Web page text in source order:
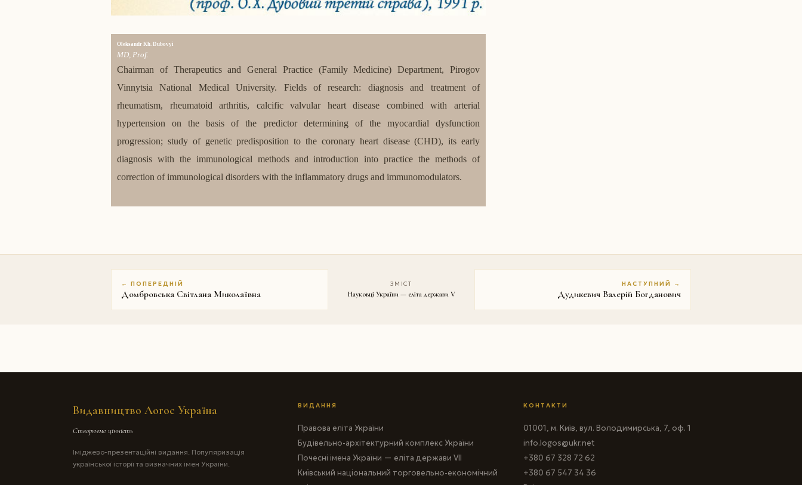
Oleksandr Kh. Dubovyi
MD, Prof.
Chairman of Therapeutics and General Practice (Family Medicine) Department, Pirogov
Vinnytsia National Medical University. Fields of research: diagnosis and treatment of
rheumatism, rheumatoid arthritis, calcific valvular heart disease combined with arterial
hypertension on the basis of the predictor determining of the myocardial dysfunction
progression; study of genetic predisposition to the coronary heart disease (CHD), its early
diagnosis with the immunological methods and introduction into practice the methods of
correction of immunological disorders with the inflammatory drugs and immunomodulators.
← ПОПЕРЕДНІЙ
Домбровська Світлана Миколаївна
ЗМІСТ
Науковці України — еліта держави V
НАСТУПНИЙ →
Дудикевич Валерій Богданович
Видавництво Логос Україна
Створюємо цінність
Іміджево-презентаційні видання. Популяризація
української історії та визначних імен України.
ВИДАННЯ
Правова еліта України
Будівельно-архітектурний комплекс України
Почесні імена України — еліта держави VII
Київський національний торговельно-економічний
КОНТАКТИ
01001, м. Київ, вул. Володимирська, 7, оф. 1
info.logos@ukr.net
+380 67 328 72 62
+380 67 547 34 36